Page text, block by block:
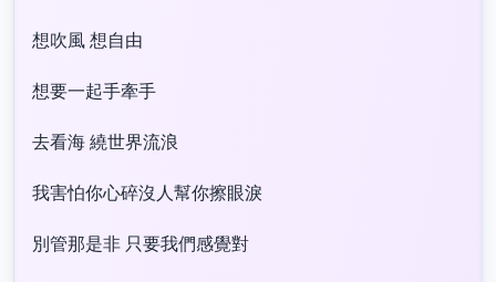
想吹風 想自由
想要一起手牽手
去看海 繞世界流浪
我害怕你心碎沒人幫你擦眼淚
別管那是非 只要我們感覺對